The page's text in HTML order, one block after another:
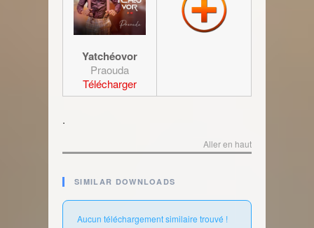
Yatchéovor
Praouda
Télécharger
.
Aller en haut
SIMILAR DOWNLOADS
Aucun téléchargement similaire trouvé !